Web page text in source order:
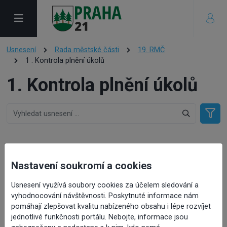
Usnesení Rada městské části
19. RMČ
1 . Kontrola plnění úkolů
1. Kontrola plnění úkolů
1. Kontrola plnění úkolů
Číslo návrhu:
Číslo usnesení:RMČ/19/0289/23
Předkladatel:Kartousová Dana
Nastavení soukromí a cookies
Usnesení využívá soubory cookies za účelem sledování a
vyhodnocování návštěvnosti. Poskytnuté informace nám
pomáhají zlepšovat kvalitu nabízeného obsahu i lépe rozvíjet
jednotlivé funkčnosti portálu. Nebojte, informace jsou